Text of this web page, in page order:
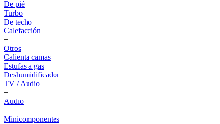
De pié
Turbo
De techo
Calefacción
+
Otros
Calienta camas
Estufas a gas
Deshumidificador
TV / Audio
+
Audio
+
Minicomponentes